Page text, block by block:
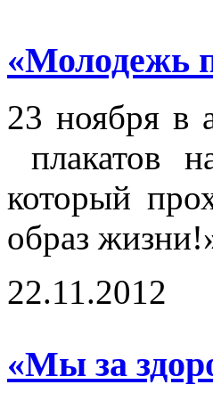
«Молодежь
23 ноября в
плакатов
который
образ
22.11.2012
«Мы за